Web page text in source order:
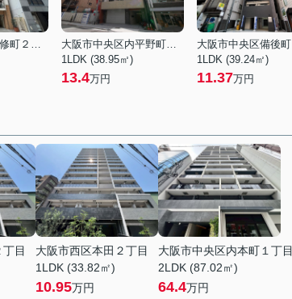
大阪市中央区道修町２丁目
大阪市中央区内平野町２丁目
1LDK (38.95㎡)
13.4万円
1LDK (39.24㎡)
11.37万円
目
大阪市西区本田２丁目
1LDK (33.82㎡)
10.95万円
大阪市中央区内本町１丁目
2LDK (87.02㎡)
64.4万円